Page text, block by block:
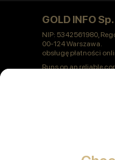
GOLD INFO
NIP: 5342561980,
00-124
obsługę płatności
Runs on an reliable
Polityka